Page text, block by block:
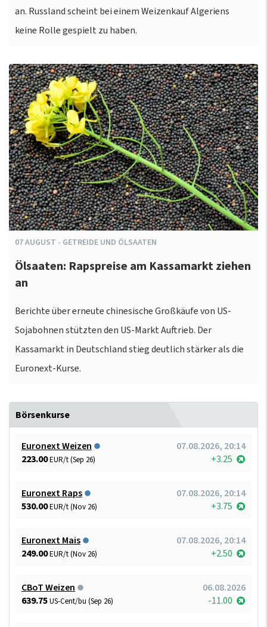
an. Russland scheint bei einem Weizenkauf Algeriens
keine Rolle gespielt zu haben.
07AUGUST - GETREIDE UND ÖLSAATEN
Ölsaaten: Rapspreise am Kassamarkt ziehen
an
Berichte über erneute chinesische Großkäufe von US-
Sojabohnen stützten den US-Markt Auftrieb. Der
Kassamarkt in Deutschland stieg deutlich stärker als die
Euronext-Kurse.
Börsenkurse
Euronext Weizen
07.08.2026, 20:14
223.00EUR/t (Sep 26) +3.25
Euronext Raps
07.08.2026, 20:14
530.00EUR/t (Nov 26) +3.75
Euronext Mais
07.08.2026, 20:14
249.00EUR/t (Nov 26) +2.50
CBoT Weizen
06.08.2026
639.75US-Cent/bu (Sep 26) -11.00